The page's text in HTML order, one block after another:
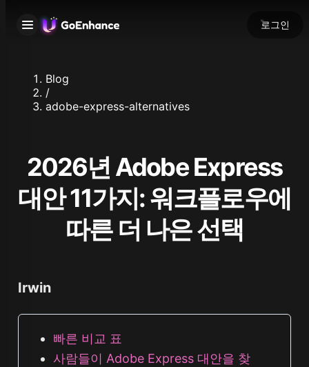
로그인
Blog
/
adobe-express-alternatives
2026년 Adobe Express
대안 11가지: 워크플로우에
따른 더 나은 선택
Irwin
빠른 비교 표
사람들이 Adobe Express 대안을 찾